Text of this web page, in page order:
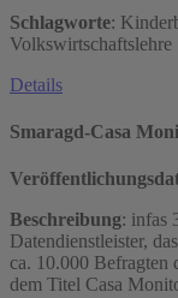
Schlagworte:
Volkswirtschaftslehre
Details
Smaragd-Casa
Beschreibung: infas
Datendienstleister,
ca. 10.000 Befragten
dem Titel Casa